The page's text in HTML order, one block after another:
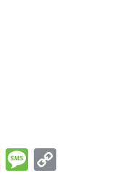
Gmail